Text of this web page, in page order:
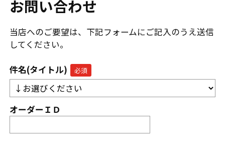
お問い合わせ
当店へのご要望は、下記フォームにご記入のうえ送信
してください。
件名(タイトル)
オーダーＩＤ